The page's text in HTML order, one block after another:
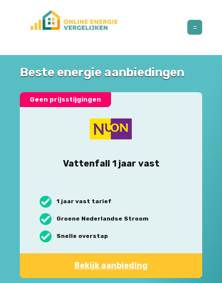
Beste energie aanbiedingen
Geen prijsstijgingen
Vattenfall 1 jaar vast
1 jaar vast tarief
Groene Nederlandse Stroom
Snelle overstap
Bekijk aanbieding